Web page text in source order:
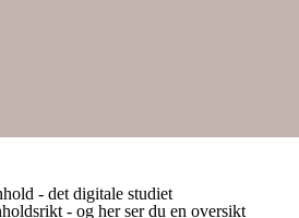
- det digitale studiet
- og her ser du en oversikt